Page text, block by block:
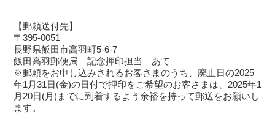
【郵頼送付先】
〒395-0051
長野県飯田市高羽町5-6-7
飯田高羽郵便局 記念押印担当 あて
※郵頼をお申し込みされるお客さまのうち、廃止日の2025
年1月31日(金)の日付で押印をご希望のお客さまは、2025年1
月20日(月)までに到着するよう余裕を持って郵送をお願いし
ます。